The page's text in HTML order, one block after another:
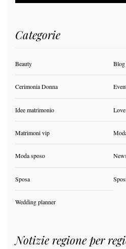
Categorie
Beauty Blog
Cerimonia Donna
Idee matrimonio
Matrimoni vip
Moda sposo
Sposa
Wedding planner
Notizie regione per